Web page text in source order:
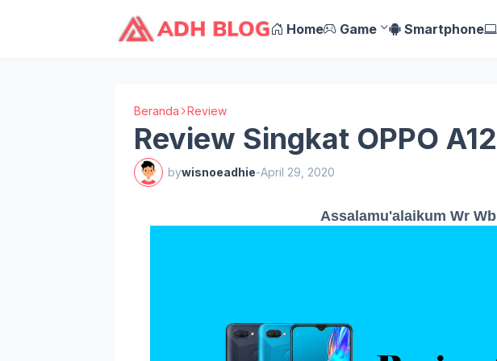
Home Game Smartphone
Beranda Review
Review Singkat OPPO A12
bywisnoeadhie-April 29, 2020
Assalamu'alaikum Wr Wb